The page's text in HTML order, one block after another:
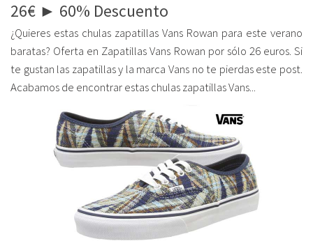
26€ ► 60% Descuento
¿Quieres estas chulas zapatillas Vans Rowan para este verano
baratas? Oferta en Zapatillas Vans Rowan por sólo 26 euros. Si
te gustan las zapatillas y la marca Vans no te pierdas este post.
Acabamos de encontrar estas chulas zapatillas Vans...